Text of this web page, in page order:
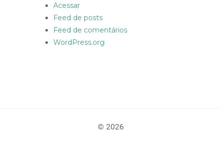
Acessar
Feed de posts
Feed de comentários
WordPress.org
© 2026